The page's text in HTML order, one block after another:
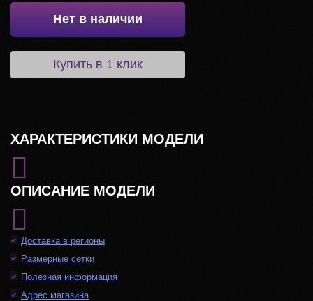
Нет в наличии
Купить в 1 клик
ХАРАКТЕРИСТИКИ МОДЕЛИ
ОПИСАНИЕ МОДЕЛИ
Доставка в регионы
Размерные сетки
Полезная информация
Адрес магазина